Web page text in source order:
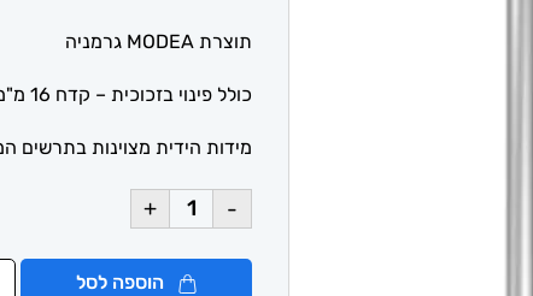
תוצרת MODEA גרמניה
כולל פינוי בזכוכית – קדח 16 מ"מ
מידות הידית מצוינות בתרשים
-
+
הוספה לסל